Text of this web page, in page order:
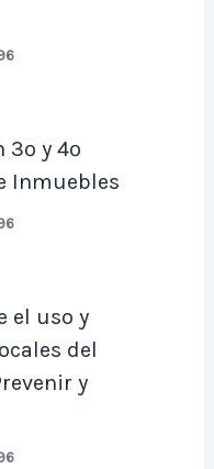
3º y 4º
Inmuebles
el uso y
del
y